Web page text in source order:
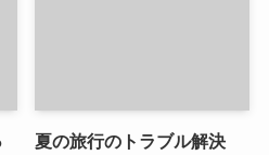
夏の旅行のトラブル解決